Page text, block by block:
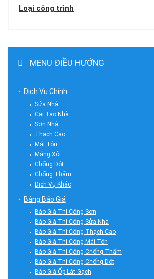
Loại công trình
MENU ĐIỀU HƯỚNG
Dịch Vụ Chính
Sửa Nhà
Cải Tạo Nhà
Sơn Nhà
Thạch Cao
Mái Tôn
Máng Xối
Chống Dột
Chống Thấm
Dịch Vụ Khác
Bảng Báo Giá
Báo Giá Thi Công Sơn
Báo Giá Thi Công Sửa Nhà
Báo Giá Thi Công Thạch Cao
Báo Giá Thi Công Mái Tôn
Báo Giá Thi Công Chống Thấm
Báo Giá Thi Công Chống Dột
Báo Giá Ốp Lát Gạch